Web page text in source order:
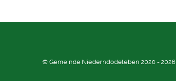
© Gemeinde Niederndodeleben 2020 - 2026